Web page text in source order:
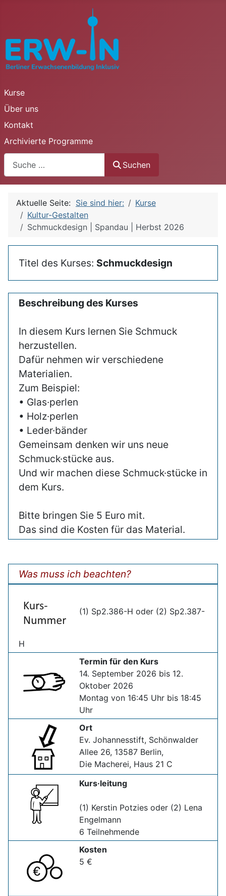
Kurse
Über uns
Kontakt
Archivierte Programme
Suchen
Aktuelle Seite: Sie sind hier:
Kurse
Kultur-Gestalten
Schmuckdesign | Spandau | Herbst 2026
Titel des Kurses: Schmuckdesign
Beschreibung des Kurses
In diesem Kurs lernen Sie Schmuck
herzustellen.
Dafür nehmen wir verschiedene
Materialien.
Zum Beispiel:
• Glas·perlen
• Holz·perlen
• Leder·bänder
Gemeinsam denken wir uns neue
Schmuck·stücke aus.
Und wir machen diese Schmuck·stücke in
dem Kurs.
Bitte bringen Sie 5 Euro mit.
Das sind die Kosten für das Material.
Was muss ich beachten?
(1) Sp2.386-H oder (2) Sp2.387-
H
Termin für den Kurs
14. September 2026 bis 12.
Oktober 2026
Montag von 16:45 Uhr bis 18:45
Uhr
Ort
Ev. Johannesstift, Schönwalder
Allee 26, 13587 Berlin,
Die Macherei, Haus 21 C
Kurs·leitung
(1) Kerstin Potzies oder (2) Lena
Engelmann
6 Teilnehmende
Kosten
5 €